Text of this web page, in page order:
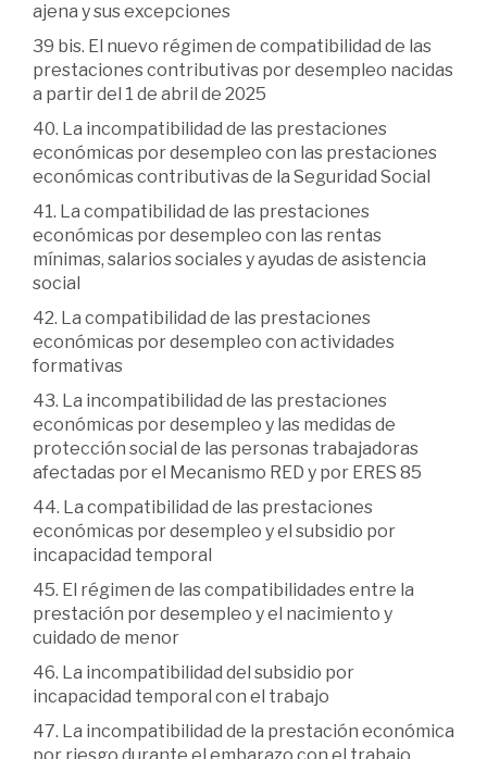
ajena y sus excepciones
39 bis. El nuevo régimen de compatibilidad de las
prestaciones contributivas por desempleo nacidas
a partir del 1 de abril de 2025
40. La incompatibilidad de las prestaciones
económicas por desempleo con las prestaciones
económicas contributivas de la Seguridad Social
41. La compatibilidad de las prestaciones
económicas por desempleo con las rentas
mínimas, salarios sociales y ayudas de asistencia
social
42. La compatibilidad de las prestaciones
económicas por desempleo con actividades
formativas
43. La incompatibilidad de las prestaciones
económicas por desempleo y las medidas de
protección social de las personas trabajadoras
afectadas por el Mecanismo RED y por ERES 85
44. La compatibilidad de las prestaciones
económicas por desempleo y el subsidio por
incapacidad temporal
45. El régimen de las compatibilidades entre la
prestación por desempleo y el nacimiento y
cuidado de menor
46. La incompatibilidad del subsidio por
incapacidad temporal con el trabajo
47. La incompatibilidad de la prestación económica